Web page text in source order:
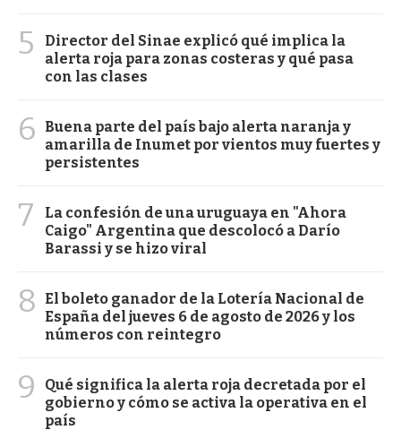
5
Director del Sinae explicó qué implica la
alerta roja para zonas costeras y qué pasa
con las clases
6
Buena parte del país bajo alerta naranja y
amarilla de Inumet por vientos muy fuertes y
persistentes
7
La confesión de una uruguaya en "Ahora
Caigo" Argentina que descolocó a Darío
Barassi y se hizo viral
8
El boleto ganador de la Lotería Nacional de
España del jueves 6 de agosto de 2026 y los
números con reintegro
9
Qué significa la alerta roja decretada por el
gobierno y cómo se activa la operativa en el
país